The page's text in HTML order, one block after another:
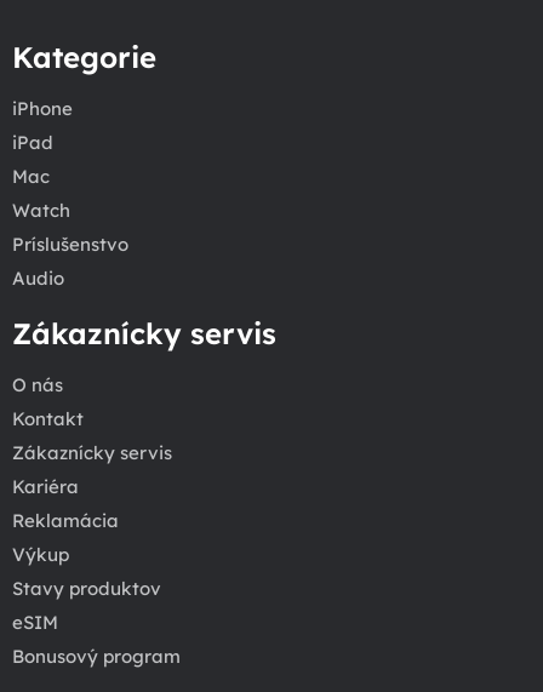
Kategorie
iPhone
iPad
Mac
Watch
Príslušenstvo
Audio
Zákaznícky servis
O nás
Kontakt
Zákaznícky servis
Kariéra
Reklamácia
Výkup
Stavy produktov
eSIM
Bonusový program